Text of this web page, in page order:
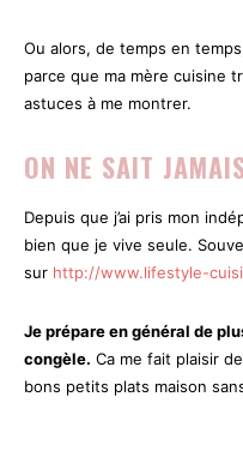
Ou alors, de temps en
parce que ma mère cuisine
astuces à me montrer.
ON NE SAIT
Depuis que j’ai pris mon
bien que je vive seule.
sur http://www.lifestyle-
Je prépare en général de
congèle. Ca me fait plaisir
bons petits plats maison